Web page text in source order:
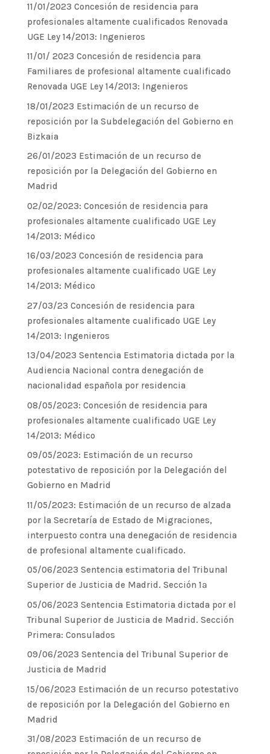
11/01/2023 Concesión de residencia para
profesionales altamente cualificados Renovada
UGE Ley 14/2013: Ingenieros
11/01/ 2023 Concesión de residencia para
Familiares de profesional altamente cualificado
Renovada UGE Ley 14/2013: Ingenieros
18/01/2023 Estimación de un recurso de
reposición por la Subdelegación del Gobierno en
Bizkaia
26/01/2023 Estimación de un recurso de
reposición por la Delegación del Gobierno en
Madrid
02/02/2023: Concesión de residencia para
profesionales altamente cualificado UGE Ley
14/2013: Médico
16/03/2023 Concesión de residencia para
profesionales altamente cualificado UGE Ley
14/2013: Médico
27/03/23 Concesión de residencia para
profesionales altamente cualificado UGE Ley
14/2013: Ingenieros
13/04/2023 Sentencia Estimatoria dictada por la
Audiencia Nacional contra denegación de
nacionalidad española por residencia
08/05/2023: Concesión de residencia para
profesionales altamente cualificado UGE Ley
14/2013: Médico
09/05/2023: Estimación de un recurso
potestativo de reposición por la Delegación del
Gobierno en Madrid
11/05/2023: Estimación de un recurso de alzada
por la Secretaría de Estado de Migraciones,
interpuesto contra una denegación de residencia
de profesional altamente cualificado.
05/06/2023 Sentencia estimatoria del Tribunal
Superior de Justicia de Madrid. Sección 1ª
05/06/2023 Sentencia Estimatoria dictada por el
Tribunal Superior de Justicia de Madrid. Sección
Primera: Consulados
09/06/2023 Sentencia del Tribunal Superior de
Justicia de Madrid
15/06/2023 Estimación de un recurso potestativo
de reposición por la Delegación del Gobierno en
Madrid
31/08/2023 Estimación de un recurso de